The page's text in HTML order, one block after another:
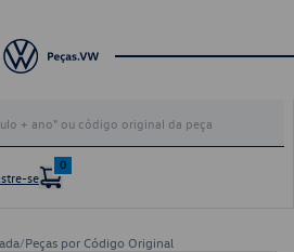
se
0
/Peças por Código Original